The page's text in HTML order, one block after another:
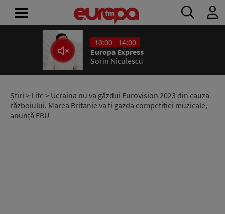
10:00 - 14:00
Europa Express
Sorin Niculescu
Știri > Life> Ucraina nu va găzdui Eurovision 2023 din cauza
războiului. Marea Britanie va fi gazda competiției muzicale,
anunță EBU
RADIO
CONCURSURI